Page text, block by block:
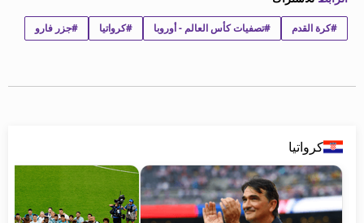
الأسئلة الأكثر شيوعاً
دليل التلفاز
#كرة القدم #تصفيات كأس العالم - أوروبا #كرواتيا #جزر فارو
كرواتيا